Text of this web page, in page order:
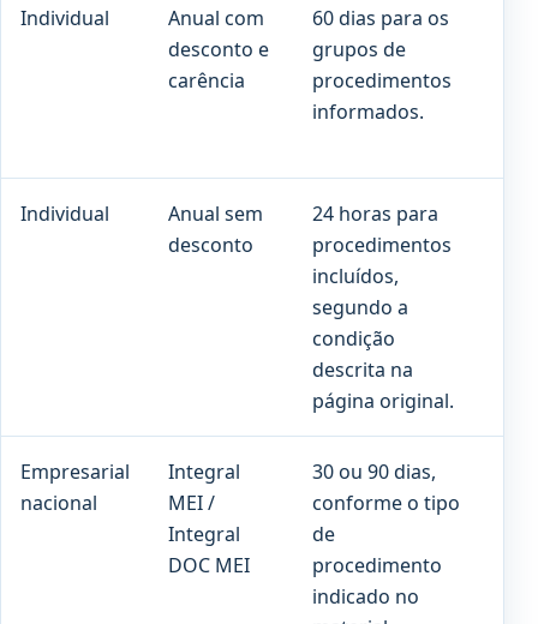
Individual
Anual com
desconto e
carência
60 dias para os
grupos de
procedimentos
informados.
Individual
Anual sem
desconto
24 horas para
procedimentos
incluídos,
segundo a
condição
descrita na
página original.
Empresarial
nacional
Integral
MEI /
Integral
DOC MEI
30 ou 90 dias,
conforme o tipo
de
procedimento
indicado no